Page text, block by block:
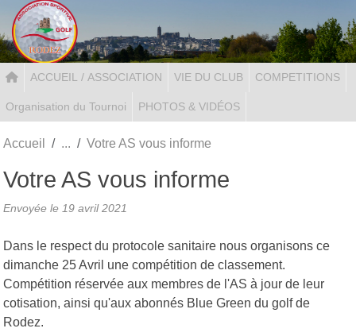
ACCUEIL / ASSOCIATION VIE DU CLUB COMPETITIONS
Organisation du Tournoi PHOTOS & VIDÉOS
Accueil Votre AS vous informe
Votre AS vous informe
Envoyée le 19 avril 2021
Dans le respect du protocole sanitaire nous organisons ce
dimanche 25 Avril une compétition de classement.
Compétition réservée aux membres de l'AS à jour de leur
cotisation, ainsi qu'aux abonnés Blue Green du golf de
Rodez.
Panneau de gestion des cookies